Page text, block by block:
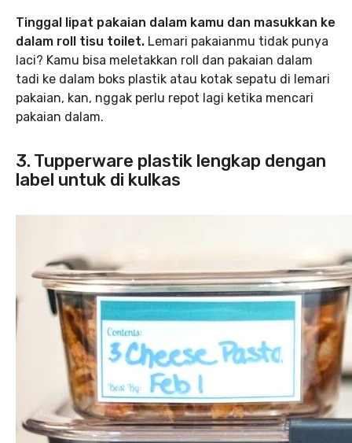
Tinggal lipat pakaian dalam kamu dan masukkan ke
dalam roll tisu toilet. Lemari pakaianmu tidak punya
laci? Kamu bisa meletakkan roll dan pakaian dalam
tadi ke dalam boks plastik atau kotak sepatu di lemari
pakaian, kan, nggak perlu repot lagi ketika mencari
pakaian dalam.
3. Tupperware plastik lengkap dengan
label untuk di kulkas